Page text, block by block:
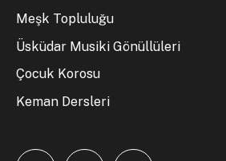
Meşk Topluluğu
Üsküdar Musiki Gönüllüleri
Çocuk Korosu
Keman Dersleri